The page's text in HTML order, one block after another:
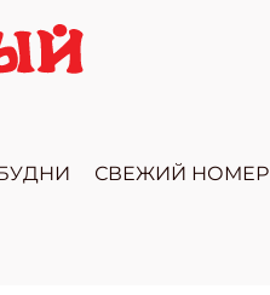
СВЕЖИЙ НОМЕР